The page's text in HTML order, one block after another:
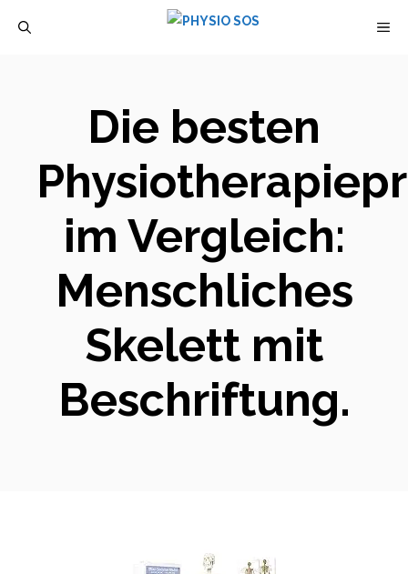
Die besten
im Vergleich:
Menschliches
Skelett mit
Beschriftung.